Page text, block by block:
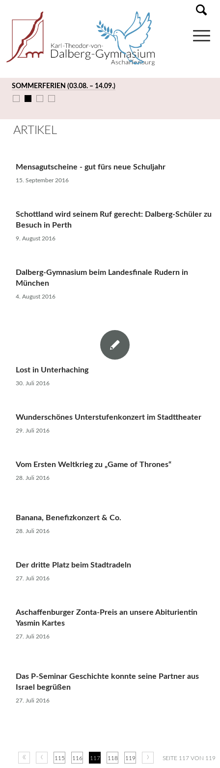
SOMMERFERIEN (03.08. – 14.09.)
ARTIKEL
Mensagutscheine - gut fürs neue Schuljahr
15. September 2016
Schottland wird seinem Ruf gerecht: Dalberg-Schüler zu
Besuch in Perth
9. August 2016
Dalberg-Gymnasium beim Landesfinale Rudern in
München
4. August 2016
Lost in Unterhaching
30. Juli 2016
Wunderschönes Unterstufenkonzert im Stadttheater
29. Juli 2016
Vom Ersten Weltkrieg zu „Game of Thrones“
28. Juli 2016
Banana, Benefizkonzert & Co.
28. Juli 2016
Der dritte Platz beim Stadtradeln
27. Juli 2016
Aschaffenburger Zonta-Preis an unsere Abiturientin
Yasmin Kartes
27. Juli 2016
Das P-Seminar Geschichte konnte seine Partner aus
Israel begrüßen
27. Juli 2016
SEITE 117 VON 119
« ‹ 115 116 117 118 119
›